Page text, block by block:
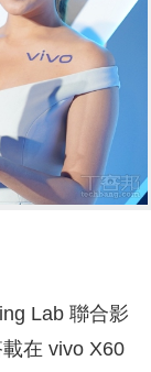
Lab 聯合影
在 vivo X60